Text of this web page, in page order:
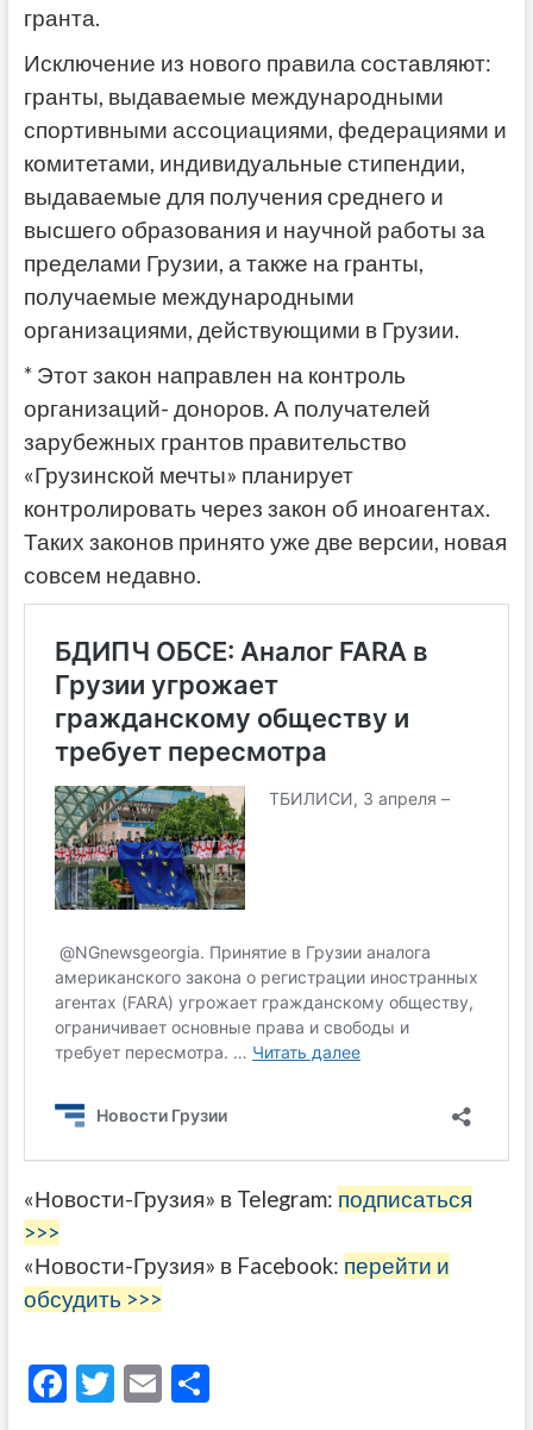
гранта.
Исключение из нового правила составляют:
гранты, выдаваемые международными
спортивными ассоциациями, федерациями и
комитетами, индивидуальные стипендии,
выдаваемые для получения среднего и
высшего образования и научной работы за
пределами Грузии, а также на гранты,
получаемые международными
организациями, действующими в Грузии.
* Этот закон направлен на контроль
организаций- доноров. А получателей
зарубежных грантов правительство
«Грузинской мечты» планирует
контролировать через закон об иноагентах.
Таких законов принято уже две версии, новая
совсем недавно.
«Новости-Грузия» в Telegram: подписаться
>>>
«Новости-Грузия» в Facebook: перейти и
обсудить >>>
F T E О